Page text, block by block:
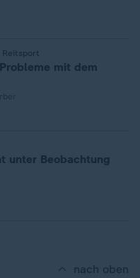
mit dem
unter Beobachtung
nach oben